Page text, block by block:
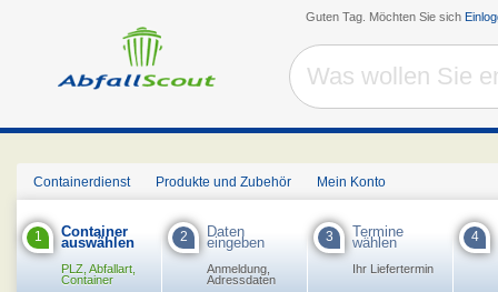
Guten Tag. Möchten Sie sich
Containerdienst Produkte und Zubehör Mein Konto
1 Container
auswählen
PLZ, Abfallart,
Container
2 Daten
eingeben
Anmeldung,
Adressdaten
3 Termine
wählen
Ihr Liefertermin
4